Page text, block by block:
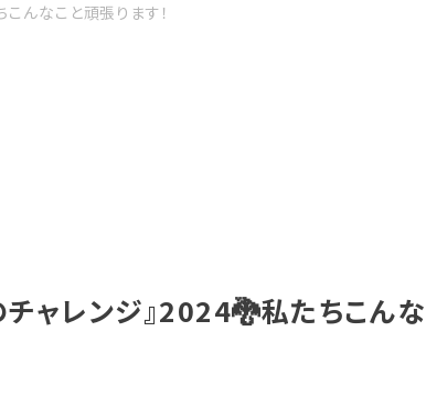
んなこと頑張ります！
ャレンジ』2024🐉私たちこん